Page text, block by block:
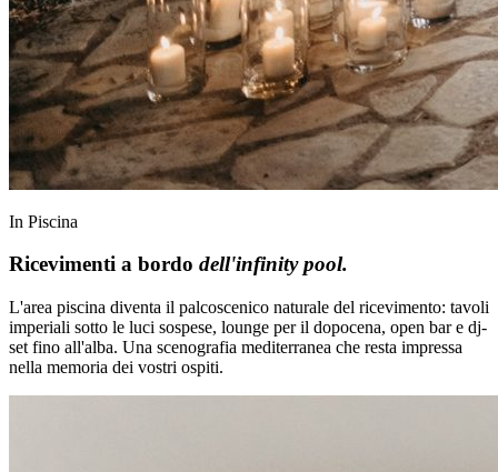
In Piscina
Ricevimenti a bordo dell'infinity pool.
L'area piscina diventa il palcoscenico naturale del ricevimento: tavoli
imperiali sotto le luci sospese, lounge per il dopocena, open bar e dj-
set fino all'alba. Una scenografia mediterranea che resta impressa
nella memoria dei vostri ospiti.